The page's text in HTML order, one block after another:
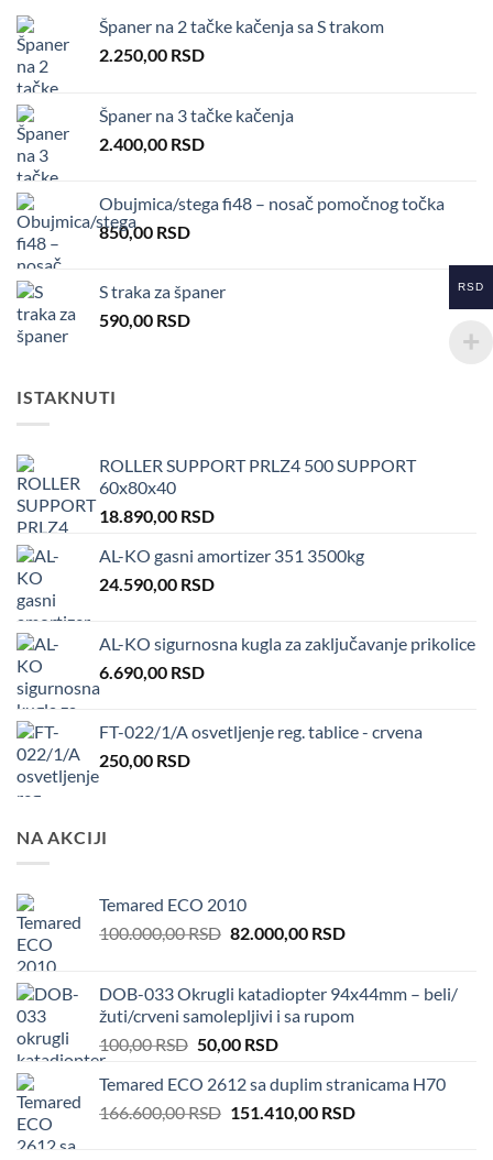
Španer na 2 tačke kačenja sa S trakom
2.250,00 RSD
Španer na 3 tačke kačenja
2.400,00 RSD
Obujmica/stega fi48 – nosač pomočnog točka
850,00 RSD
S traka za španer
590,00 RSD
ISTAKNUTI
ROLLER SUPPORT PRLZ4 500 SUPPORT
60x80x40
18.890,00 RSD
AL-KO gasni amortizer 351 3500kg
24.590,00 RSD
AL-KO sigurnosna kugla za zaključavanje prikolice
6.690,00 RSD
FT-022/1/A osvetljenje reg. tablice - crvena
250,00 RSD
NA AKCIJI
Temared ECO 2010
100.000,00RSD Original
100.000,00 RSD.
82.000,00 RSDCurrent
82.000,00 RSD.
DOB-033 Okrugli katadiopter 94x44mm – beli/
žuti/crveni samolepljivi i sa rupom
100,00RSD Original
was:
100,00 RSD.
50,00 RSDCurrent
is:
50,00 RSD.
Temared ECO 2612 sa duplim stranicama H70
166.600,00RSD Original
151.410,00 RSDCurrent
RSD